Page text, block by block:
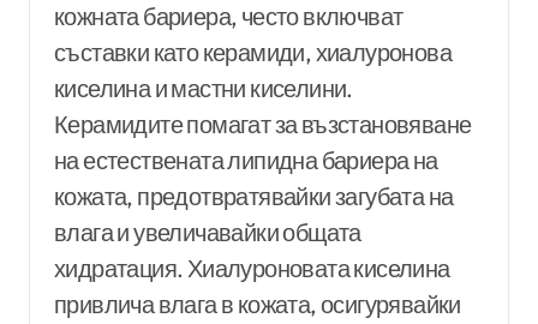
кожната бариера, често включват
съставки като керамиди, хиалуронова
киселина и мастни киселини.
Керамидите помагат за възстановяване
на естествената липидна бариера на
кожата, предотвратявайки загубата на
влага и увеличавайки общата
хидратация. Хиалуроновата киселина
привлича влага в кожата, осигурявайки